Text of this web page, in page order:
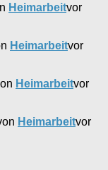
Heimarbeitvor
Heimarbeitvor
Heimarbeitvor
Heimarbeitvor